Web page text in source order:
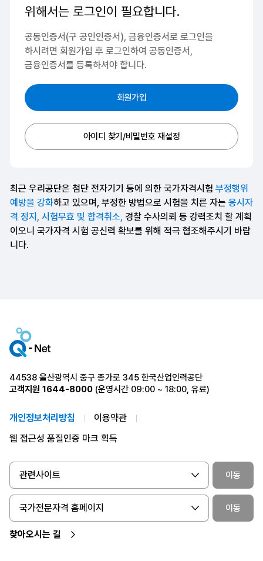
위해서는 로그인이 필요합니다.
공동인증서(구 공인인증서), 금융인증서로 로그인을
하시려면 회원가입 후 로그인하여 공동인증서,
금융인증서를 등록하셔야 합니다.
회원가입
아이디 찾기/비밀번호 재설정
최근 우리공단은 첨단 전자기기 등에 의한 국가자격시험 부정행위
예방을 강화하고 있으며, 부정한 방법으로 시험을 치른 자는 응시자
격 정지, 시험무효 및 합격취소, 경찰 수사의뢰 등 강력조치 할 계획
이오니 국가자격 시험 공신력 확보를 위해 적극 협조해주시기 바랍
니다.
44538 울산광역시 중구 종가로 345 한국산업인력공단
고객지원 1644-8000 (운영시간 09:00 ~ 18:00, 유료)
개인정보처리방침
이용약관
웹 접근성 품질인증 마크 획득
관련사이트 이동
국가전문자격 홈페이지 이동
찾아오시는 길